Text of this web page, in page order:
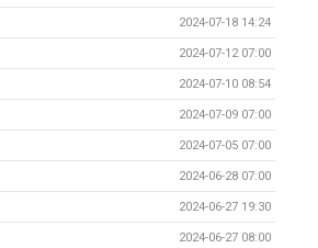
2024-07-18 14:24
2024-07-12 07:00
2024-07-10 08:54
2024-07-09 07:00
2024-07-05 07:00
2024-06-28 07:00
2024-06-27 19:30
2024-06-27 08:00